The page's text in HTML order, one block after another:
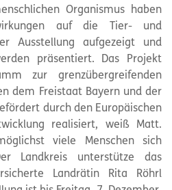
Organismus haben
auf die Tier- und
Ausstellung aufgezeigt und
präsentiert. Das Projekt
zur grenzübergreifenden
dem Freistaat Bayern und der
durch den Europäischen
realisiert, weiß Matt.
viele Menschen sich
Landkreis unterstütze das
Landrätin Rita Röhrl